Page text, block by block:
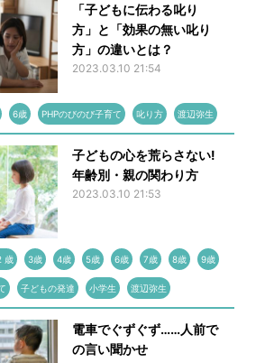
「子どもに伝わる叱り
方」と「効果の無い叱り
方」の違いとは？
2023.03.10 21:54
6歳 PHPのびのび子育て 叱り方 渡辺弥生
子どもの心を荒らさない!
年齢別・親の関わり方
2023.03.10 21:53
歳 3歳 4歳 5歳 6歳 7歳 8歳 9歳
子どもの発達 小学生 渡辺弥生
電車でぐずぐず……人前で
の言い聞かせ